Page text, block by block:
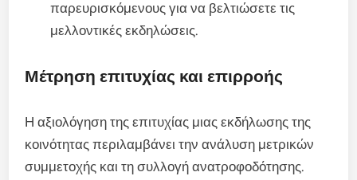
παρευρισκόμενους για να βελτιώσετε τις
μελλοντικές εκδηλώσεις.
Μέτρηση επιτυχίας και επιρροής
Η αξιολόγηση της επιτυχίας μιας εκδήλωσης της
κοινότητας περιλαμβάνει την ανάλυση μετρικών
συμμετοχής και τη συλλογή ανατροφοδότησης.